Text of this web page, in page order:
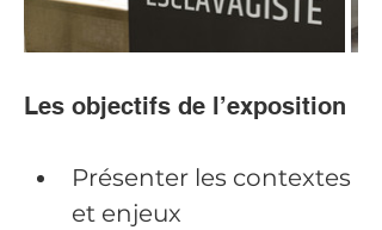
Les objectifs de l’exposition
Présenter les contextes
et enjeux